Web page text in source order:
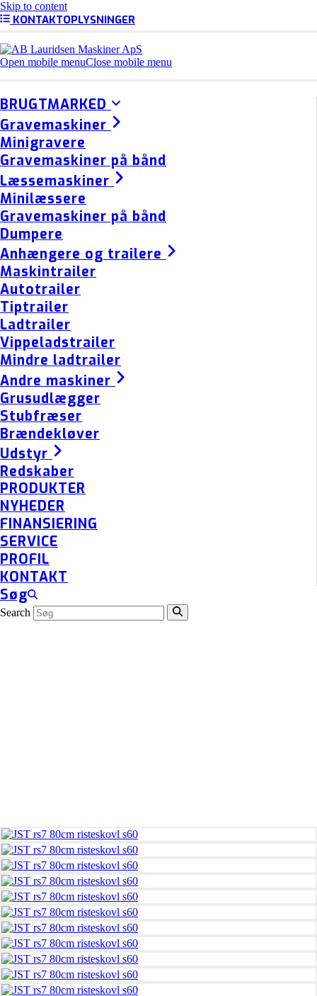
Skip to content
KONTAKTOPLYSNINGER
Open mobile menuClose mobile menu
BRUGTMARKED
Gravemaskiner
Minigravere
Gravemaskiner på bånd
Læssemaskiner
Minilæssere
Gravemaskiner på bånd
Dumpere
Anhængere og trailere
Maskintrailer
Autotrailer
Tiptrailer
Ladtrailer
Vippeladstrailer
Mindre ladtrailer
Andre maskiner
Grusudlægger
Stubfræser
Brændekløver
Udstyr
Redskaber
PRODUKTER
NYHEDER
FINANSIERING
SERVICE
PROFIL
KONTAKT
Søg
Search